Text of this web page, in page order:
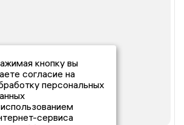
кнопку вы
согласие на
персональных
сервиса